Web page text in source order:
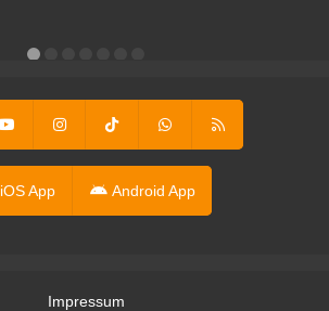
iOS App Android App
Impressum